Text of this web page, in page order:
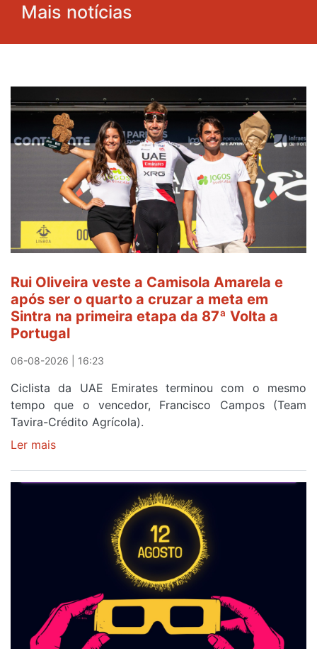
Mais notícias
Rui Oliveira veste a Camisola Amarela e
após ser o quarto a cruzar a meta em
Sintra na primeira etapa da 87ª Volta a
Portugal
06-08-2026 | 16:23
Ciclista da UAE Emirates terminou com o mesmo
tempo que o vencedor, Francisco Campos (Team
Tavira-Crédito Agrícola).
Ler mais
Oliveira
ser
o
quarto
a